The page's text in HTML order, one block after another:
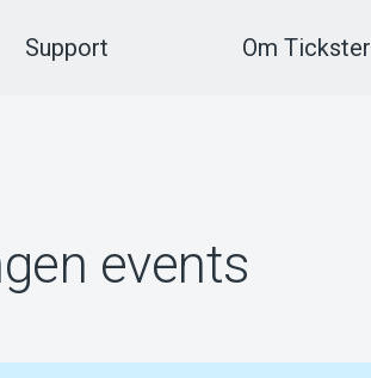
Support Om Tickster
events